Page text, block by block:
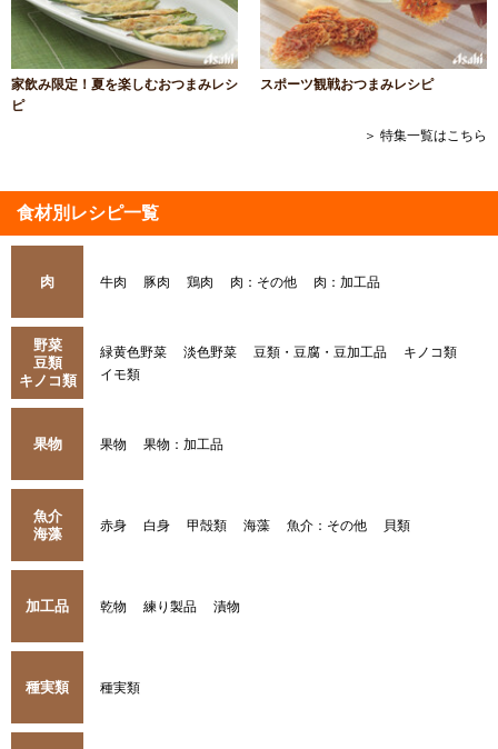
家飲み限定！夏を楽しむおつまみレシ
ピ
スポーツ観戦おつまみレシピ
＞ 特集一覧はこちら
食材別レシピ一覧
肉 牛肉 豚肉 鶏肉 肉：その他 肉：加工品
野菜
豆類
キノコ類
緑黄色野菜 淡色野菜 豆類・豆腐・豆加工品
キノコ類
イモ類
果物 果物 果物：加工品
魚介
海藻
赤身 白身 甲殻類 海藻 魚介：その他 貝類
加工品 乾物 練り製品 漬物
種実類 種実類